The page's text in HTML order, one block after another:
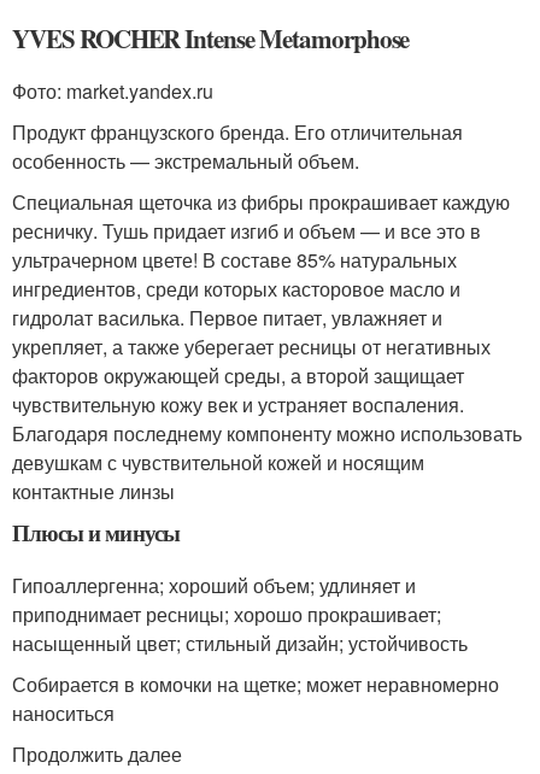
YVES ROCHER Intense Metamorphose
Фото: market.yandex.ru
Продукт французского бренда. Его отличительная
особенность — экстремальный объем.
Специальная щеточка из фибры прокрашивает каждую
ресничку. Тушь придает изгиб и объем — и все это в
ультрачерном цвете! В составе 85% натуральных
ингредиентов, среди которых касторовое масло и
гидролат василька. Первое питает, увлажняет и
укрепляет, а также уберегает ресницы от негативных
факторов окружающей среды, а второй защищает
чувствительную кожу век и устраняет воспаления.
Благодаря последнему компоненту можно использовать
девушкам с чувствительной кожей и носящим
контактные линзы
Плюсы и минусы
Гипоаллергенна; хороший объем; удлиняет и
приподнимает ресницы; хорошо прокрашивает;
насыщенный цвет; стильный дизайн; устойчивость
Собирается в комочки на щетке; может неравномерно
наноситься
Продолжить далее